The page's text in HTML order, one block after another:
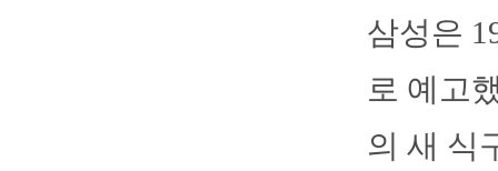
삼성은
로 예고
의 새 식